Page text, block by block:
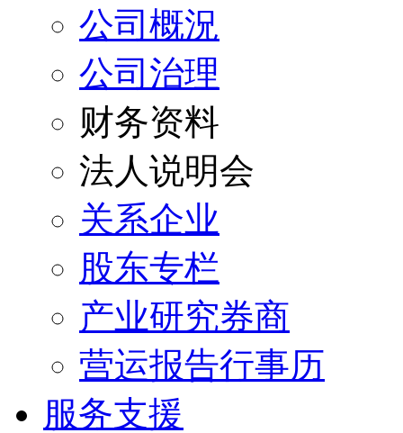
公司概況
公司治理
财务资料
法人说明会
关系企业
股东专栏
产业研究券商
营运报告行事历
服务支援